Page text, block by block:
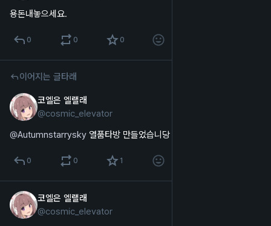
용돈내놓으세요.
0 0 0
이어지는 글타래
코엘은 엘랠래
@cosmic_elevator
@Autumnstarrysky 열품타방 만들었습니당
0 0 1
코엘은 엘랠래
@cosmic_elevator